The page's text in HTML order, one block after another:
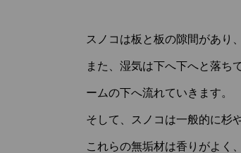
スノコは板と板の隙間があり
また、湿気は下へ下へと落ち
ームの下へ流れていきます。
そして、スノコは一般的に杉
これらの無垢材は香りがよく